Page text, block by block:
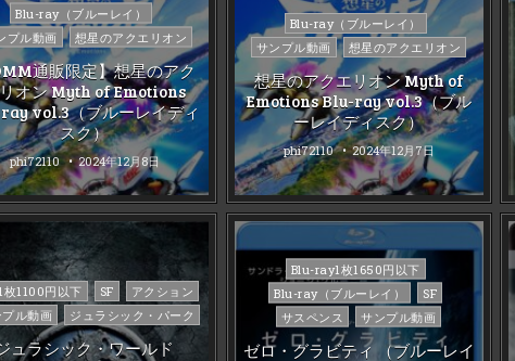
Posted
in
Blu-ray（ブルーレイ）
プル動画
想星のアクエリオン
通販限定】想星のアク
オン Myth of Emotions
vol.3（ブルーレイディ
スク）
phi72110 2024年12月8日
Posted
in
Blu-ray（ブルーレイ）
サンプル動画
想星のアクエリオン
想星のアクエリオン Myth of
Emotions Blu-ray vol.3（ブル
ーレイディスク）
phi72110 2024年12月7日
枚1100円以下 SF
アクション
ル動画
ジュラシック・パーク
ュラシック・ワールド
Posted
in
Blu-ray1枚1650円以下
Blu-ray（ブルーレイ）
SF
サスペンス
サンプル動画
ゼロ・グラビティ （ブルーレイ